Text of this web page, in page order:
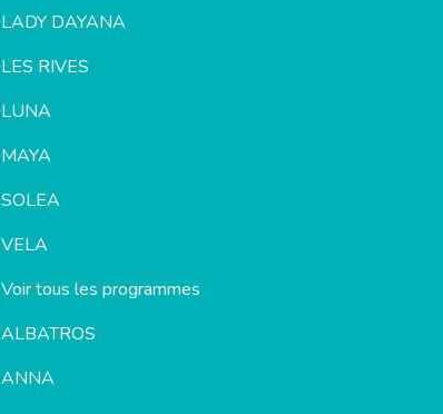
LADY DAYANA
LES RIVES
LUNA
MAYA
SOLEA
VELA
Voir tous les programmes
ALBATROS
ANNA